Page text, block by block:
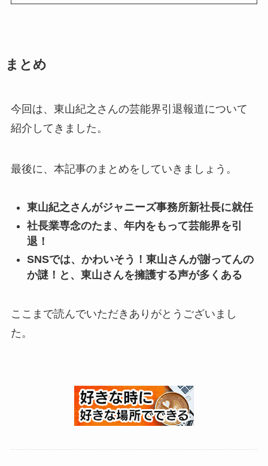
まとめ
今回は、東山紀之さんの芸能界引退報道について
紹介してきました。
最後に、本記事のまとめをしていきましょう。
東山紀之さんがジャニーズ事務所新社長に就任
社長業専念のたま、年内をもって芸能界を引
退！
SNSでは、かわいそう！東山さんが謝ってんの
か謎！と、東山さんを擁護する声が多くある
ここまで読んでいただきありがとうございまし
た。